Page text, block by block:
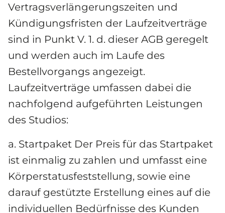
Vertragsverlängerungszeiten und
Kündigungsfristen der Laufzeitverträge
sind in Punkt V. 1. d. dieser AGB geregelt
und werden auch im Laufe des
Bestellvorgangs angezeigt.
Laufzeitverträge umfassen dabei die
nachfolgend aufgeführten Leistungen
des Studios:
a. Startpaket Der Preis für das Startpaket
ist einmalig zu zahlen und umfasst eine
Körperstatusfeststellung, sowie eine
darauf gestützte Erstellung eines auf die
individuellen Bedürfnisse des Kunden